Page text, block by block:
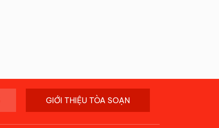
GIỚI THIỆU TÒA SOẠN